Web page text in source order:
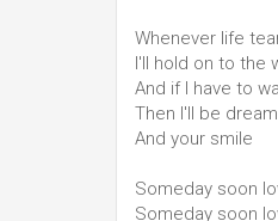
Whenever life
I'll hold on to the
And if I have to
Then I'll be
And your smile
Someday soon
Someday soon